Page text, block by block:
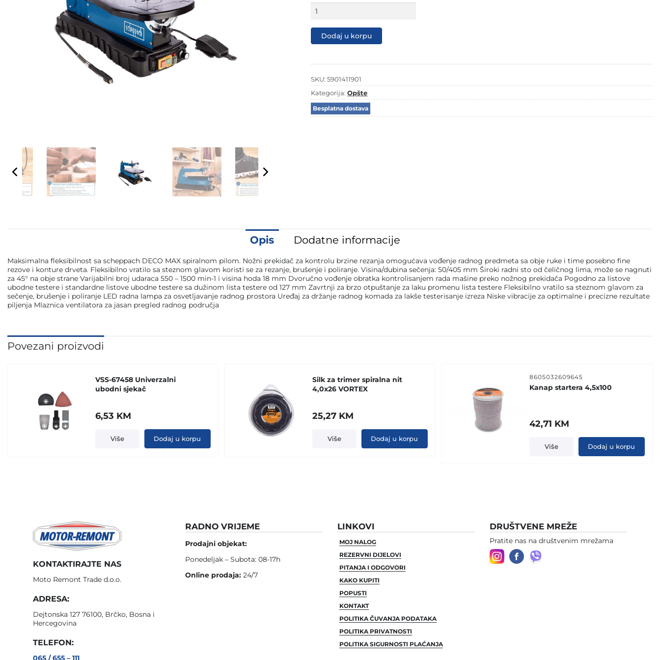
tračna
DECO-
MAX
Dodaj u korpu
SKU:5901411901
Kategorija:Opšte
Besplatna dostava
Opis Dodatne informacije
Maksimalna fleksibilnost sa scheppach DECO MAX spiralnom pilom. Nožni prekidač za kontrolu brzine rezanja omogućava vođenje radnog predmeta sa obje ruke i time posebno fine
rezove i konture drveta. Fleksibilno vratilo sa steznom glavom koristi se za rezanje, brušenje i poliranje. Visina/dubina sečenja: 50/405 mm Široki radni sto od čeličnog lima, može se nagnuti
za 45° na obje strane Varijabilni broj udaraca 550 – 1500 min-1 i visina hoda 18 mm Dvoručno vođenje obratka kontrolisanjem rada mašine preko nožnog prekidača Pogodno za listove
ubodne testere i standardne listove ubodne testere sa dužinom lista testere od 127 mm Zavrtnji za brzo otpuštanje za laku promenu lista testere Fleksibilno vratilo sa steznom glavom za
sečenje, brušenje i poliranje LED radna lampa za osvetljavanje radnog prostora Uređaj za držanje radnog komada za lakše testerisanje izreza Niske vibracije za optimalne i precizne rezultate
piljenja Mlaznica ventilatora za jasan pregled radnog područja
Povezani proizvodi
VSS-67458 Univerzalni
ubodni sjekač
6,53 KM
Više Dodaj u korpu
Silk za trimer spiralna nit
4,0x26 VORTEX
25,27 KM
Više Dodaj u korpu
8605032609645
Kanap startera 4,5x100
42,71 KM
Više Dodaj u korpu
KONTAKTIRAJTE NAS
Moto Remont Trade d.o.o.
ADRESA:
Dejtonska 127 76100, Brčko, Bosna i
Hercegovina
TELEFON:
065 / 655 – 111
RADNO VRIJEME
Prodajni objekat:
Ponedeljak – Subota: 08-17h
Online prodaja: 24/7
LINKOVI
MOJ NALOG
REZERVNI DIJELOVI
PITANJA I ODGOVORI
KAKO KUPITI
POPUSTI
KONTAKT
POLITIKA ČUVANJA PODATAKA
POLITIKA PRIVATNOSTI
POLITIKA SIGURNOSTI PLAĆANJA
DRUŠTVENE MREŽE
Pratite nas na društvenim mrežama